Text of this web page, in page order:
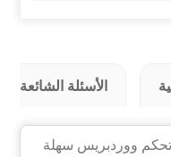
الأسئلة الشائعة (8)
ووردبريس سهلة